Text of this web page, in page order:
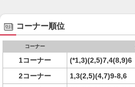
コーナー順位
コーナー
1コーナー
(*1,3)(2,5)7,4(8,9)6
2コーナー
1,3(2,5)(4,7)9-8,6